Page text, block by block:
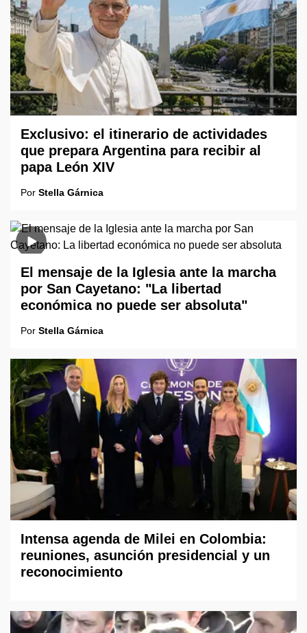
Exclusivo: el itinerario de actividades
que prepara Argentina para recibir al
papa León XIV
Por Stella Gárnica
El mensaje de la Iglesia ante la marcha
por San Cayetano: "La libertad
económica no puede ser absoluta"
Por Stella Gárnica
Intensa agenda de Milei en Colombia:
reuniones, asunción presidencial y un
reconocimiento